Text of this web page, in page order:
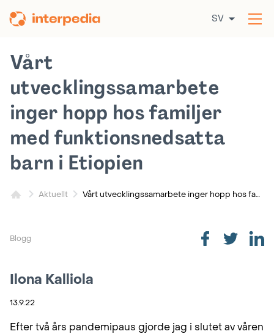
till
SV
Aktuellt Vårt utvecklingssamarbete inger hopp hos familjer med funktionsnedsatta barn i Etiopien
Vårt
utvecklingssamarbete
inger hopp hos familjer
med funktionsnedsatta
barn i Etiopien
Blogg
Ilona Kalliola
13.9.22
Efter två års pandemipaus gjorde jag i slutet av våren